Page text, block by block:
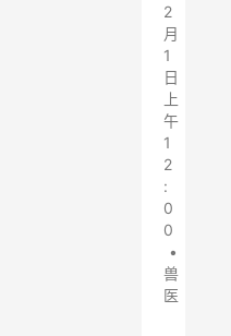
2
月
1
日
上
午
1
2
:
0
0
•
兽
医